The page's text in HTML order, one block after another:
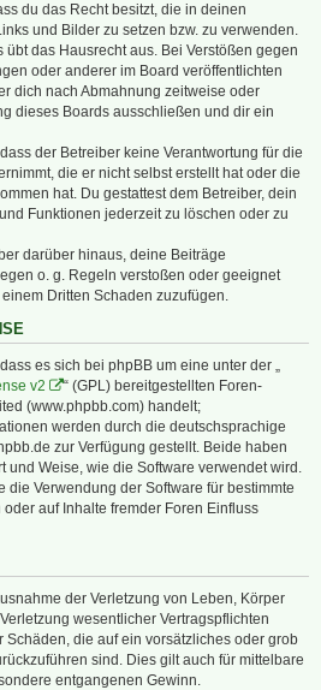
du das Recht besitzt, die in deinen
und Bilder zu setzen bzw. zu verwenden.
übt das Hausrecht aus. Bei Verstößen gegen
oder anderer im Board veröffentlichten
dich nach Abmahnung zeitweise oder
dieses Boards ausschließen und dir ein
der Betreiber keine Verantwortung für die
die er nicht selbst erstellt hat oder die
hat. Du gestattest dem Betreiber, dein
Funktionen jederzeit zu löschen oder zu
darüber hinaus, deine Beiträge
o. g. Regeln verstoßen oder geeignet
Dritten Schaden zuzufügen.
es sich bei phpBB um eine unter der „
v2
“ (GPL) bereitgestellten Foren-
(www.phpbb.com) handelt;
werden durch die deutschsprachige
zur Verfügung gestellt. Beide haben
und Weise, wie die Software verwendet wird.
die Verwendung der Software für bestimmte
auf Inhalte fremder Foren Einfluss
der Verletzung von Leben, Körper
wesentlicher Vertragspflichten
Schäden, die auf ein vorsätzliches oder grob
sind. Dies gilt auch für mittelbare
entgangenen Gewinn.